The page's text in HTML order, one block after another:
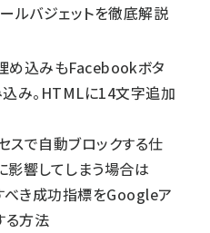
ルバジェットを徹底解説
込みもFacebookボタ
み。HTMLに14文字追加
スで自動ブロックする仕
響してしまう場合は
き成功指標をGoogleア
る方法